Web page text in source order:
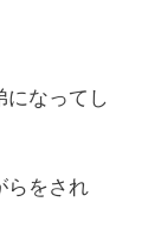
になってし
らをされ